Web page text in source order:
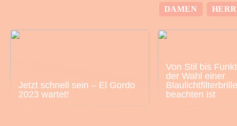
DAMEN
Jetzt schnell sein – El Gordo
2023 wartet!
Von Stil bis
der Wahl einer
beachten ist